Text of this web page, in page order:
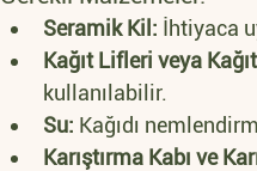
Seramik Kil: İhtiyaca
Kağıt Lifleri veya
kullanılabilir.
Su: Kağıdı
Karıştırma Kabı ve